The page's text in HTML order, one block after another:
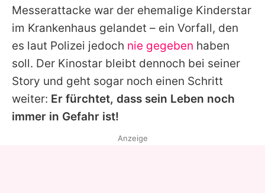
Utiq verwalten
Messerattacke war der ehemalige Kinderstar
im Krankenhaus gelandet – ein Vorfall, den
es laut Polizei jedoch nie gegeben haben
soll. Der Kinostar bleibt dennoch bei seiner
Story und geht sogar noch einen Schritt
weiter: Er fürchtet, dass sein Leben noch
immer in Gefahr ist!
Anzeige